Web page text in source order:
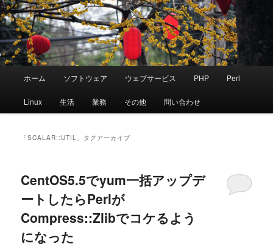
移
動
動
メ
ホーム ソフトウェア ウェブサービス PHP Perl
Linux 生活 業務 その他 問い合わせ
「SCALAR::UTIL 」タグアーカイブ
CentOS5.5でyum一括アップデ
ートしたらPerlが
Compress::Zlibでコケるよう
になった